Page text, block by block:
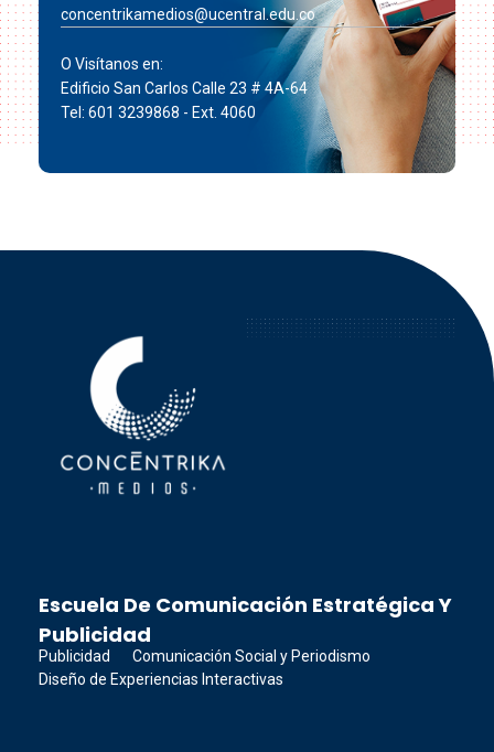
concentrikamedios@ucentral.edu.co
O Visítanos en:
Edificio San Carlos Calle 23 # 4A-64
Tel: 601 3239868 - Ext. 4060
Escuela De Comunicación Estratégica Y
Publicidad
Publicidad
Comunicación Social y Periodismo
Diseño de Experiencias Interactivas